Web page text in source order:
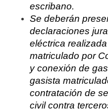
escribano.
Se deberán
declaraciones
eléctrica
matriculado por
y conexión de
gasista
contratación de
civil contra